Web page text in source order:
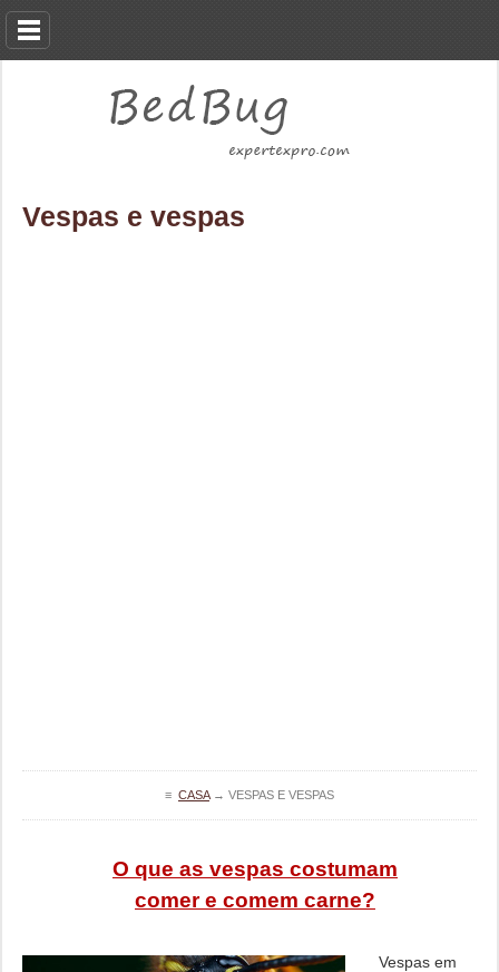
Vespas e vespas
≡ CASA→ VESPAS E VESPAS
O que as vespas costumam
comer e comem carne?
Vespas em